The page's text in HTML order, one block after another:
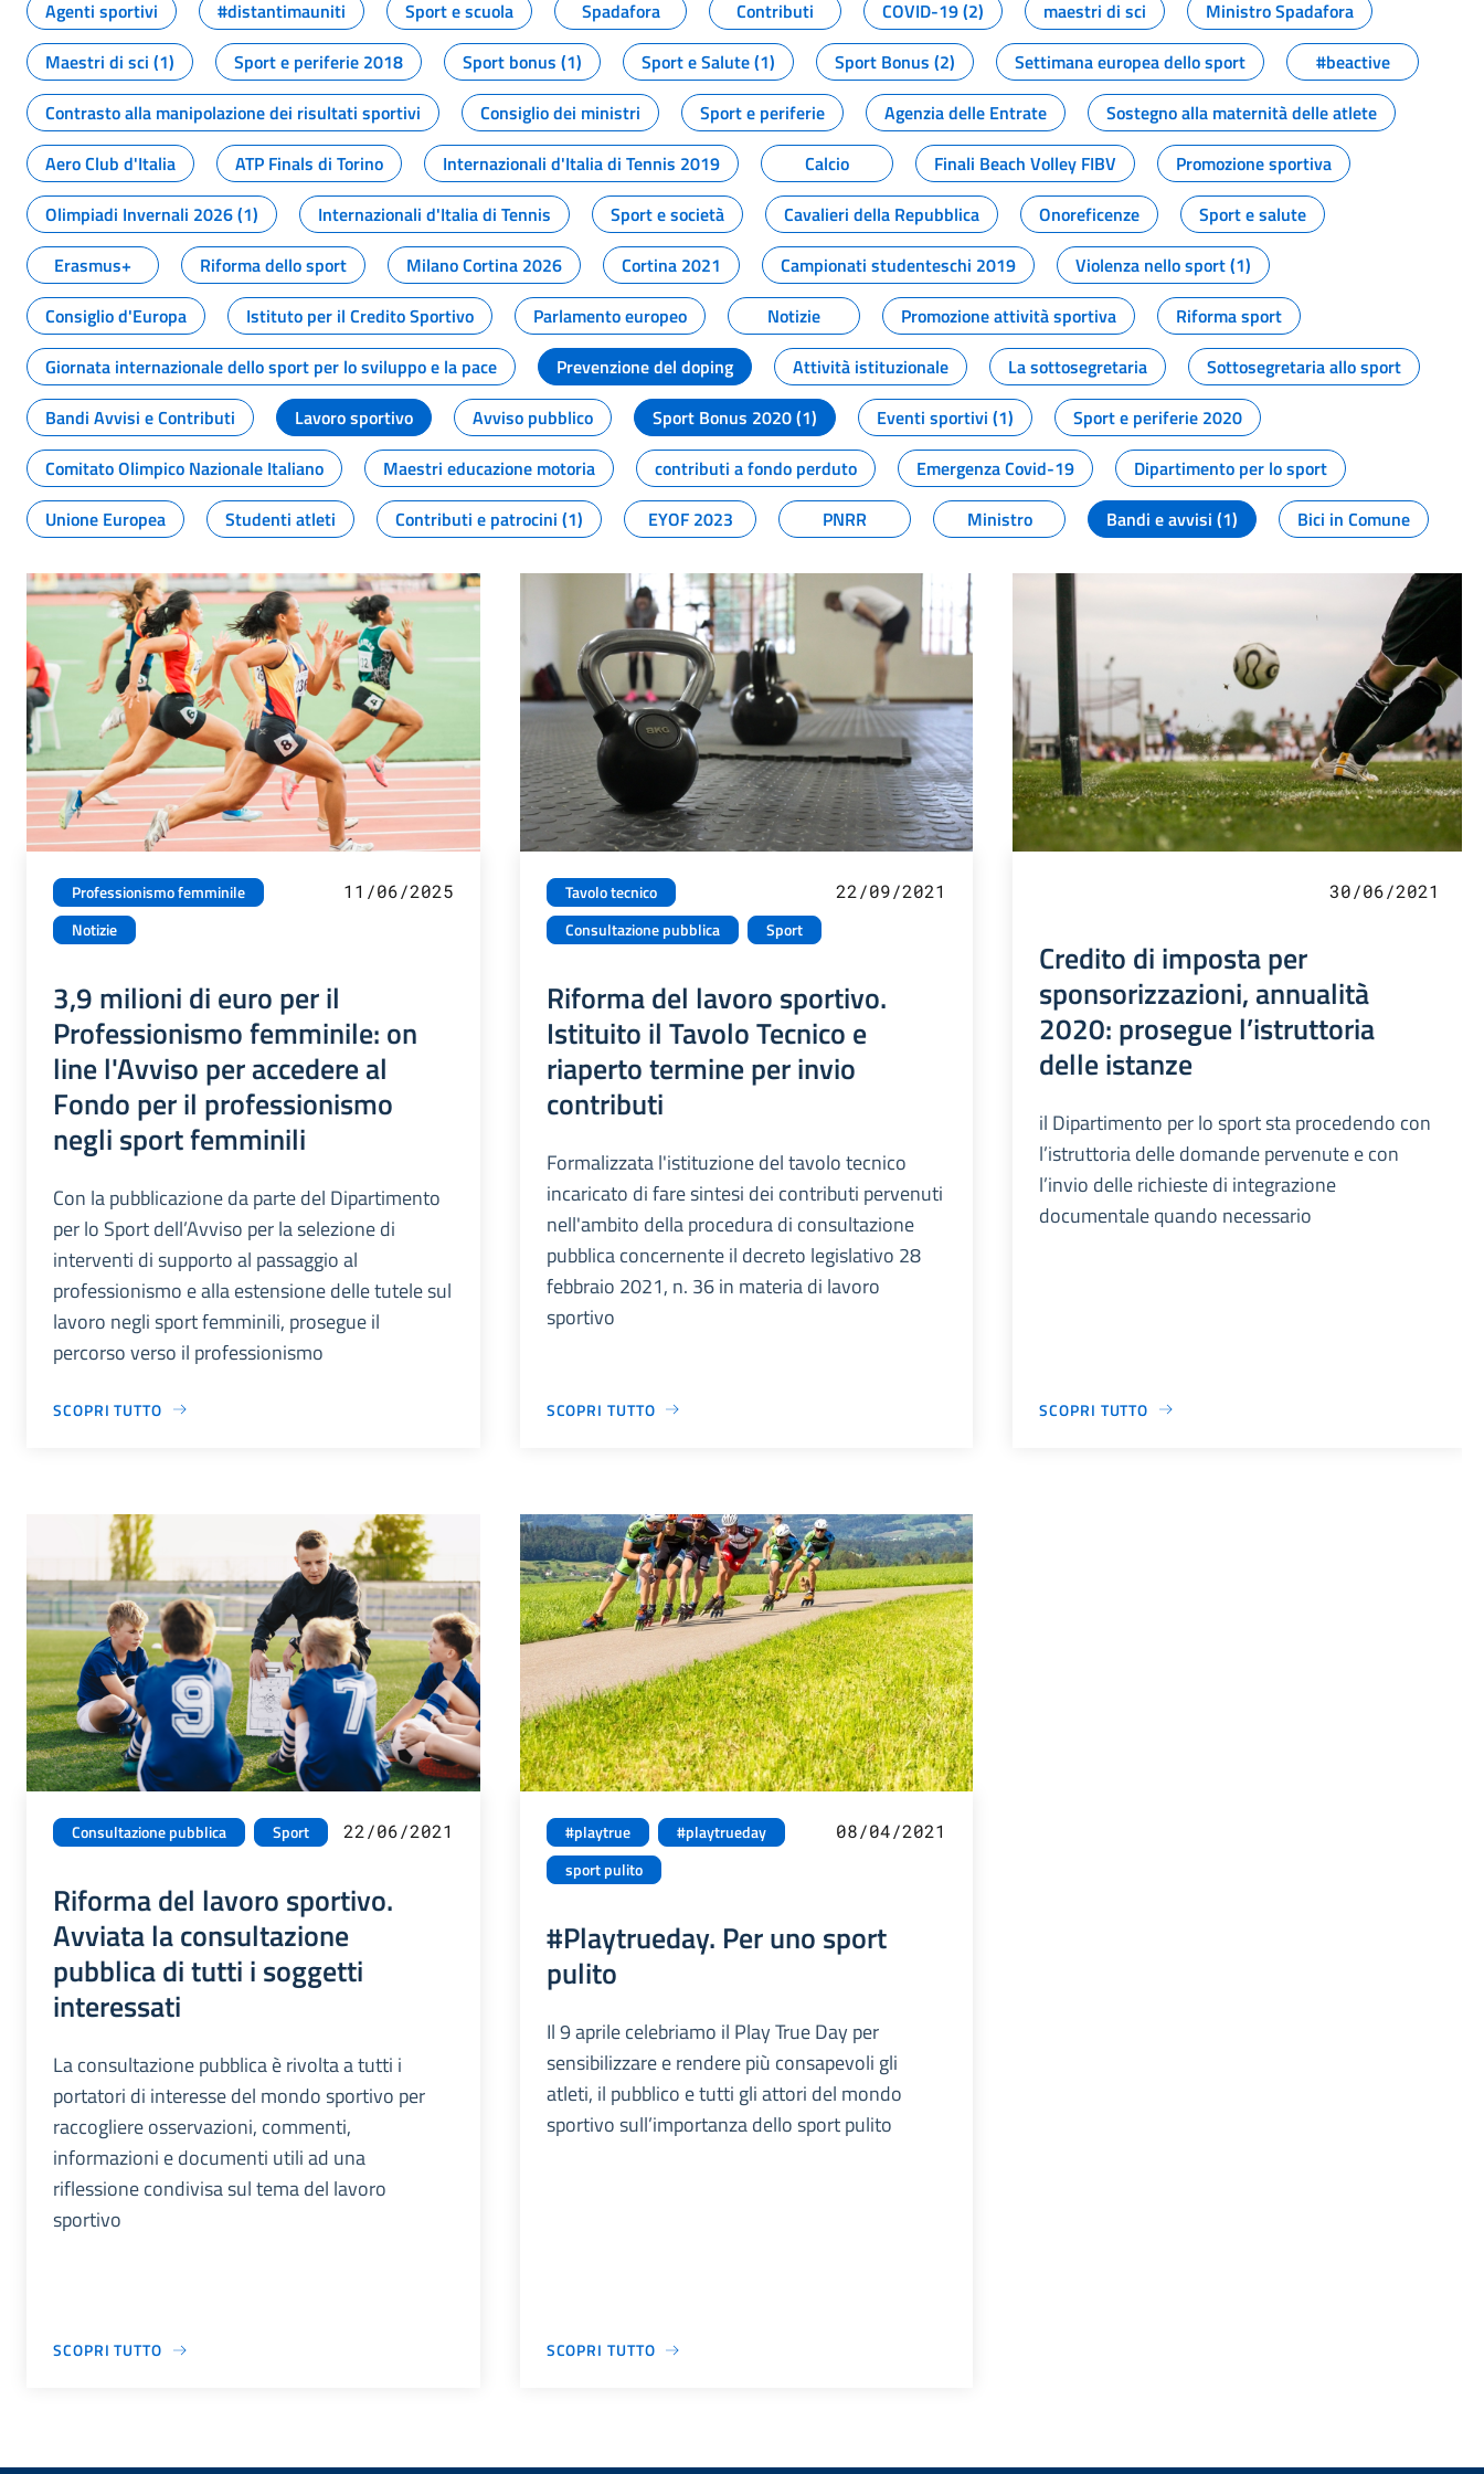
Agenti sportivi
#distantimauniti Sport e scuola Spadafora Contributi COVID-19 (2) maestri di sci
Ministro Spadafora
Maestri di sci (1)
Sport e periferie 2018 Sport bonus (1) Sport e Salute (1) Sport Bonus (2) Settimana europea dello sport
#beactive
Contrasto alla manipolazione dei risultati sportivi
Consiglio dei ministri Sport e periferie Agenzia delle Entrate
Sostegno alla maternità delle atlete
Aero Club d'Italia
ATP Finals di Torino Internazionali d'Italia di Tennis 2019 Calcio Finali Beach Volley FIBV
Promozione sportiva
Olimpiadi Invernali 2026 (1)
Internazionali d'Italia di Tennis Sport e società Cavalieri della Repubblica Onoreficenze
Sport e salute
Erasmus+
Riforma dello sport Milano Cortina 2026 Cortina 2021 Campionati studenteschi 2019
Violenza nello sport (1)
Consiglio d'Europa
Istituto per il Credito Sportivo Parlamento europeo Notizie Promozione attività sportiva
Riforma sport
Giornata internazionale dello sport per lo sviluppo e la pace
Prevenzione del doping Attività istituzionale La sottosegretaria
Sottosegretaria allo sport
Bandi Avvisi e Contributi
Lavoro sportivo Avviso pubblico Sport Bonus 2020 (1) Eventi sportivi (1)
Sport e periferie 2020
Comitato Olimpico Nazionale Italiano
Maestri educazione motoria contributi a fondo perduto Emergenza Covid-19
Dipartimento per lo sport
Unione Europea
Studenti atleti Contributi e patrocini (1) EYOF 2023 PNRR Ministro Bandi e avvisi (1) Bici in Comune
Professionismo femminile
Notizie
11/06/2025
3,9 milioni di euro per il
Professionismo femminile: on
line l'Avviso per accedere al
Fondo per il professionismo
negli sport femminili
Con la pubblicazione da parte del Dipartimento
per lo Sport dell’Avviso per la selezione di
interventi di supporto al passaggio al
professionismo e alla estensione delle tutele sul
lavoro negli sport femminili, prosegue il
percorso verso il professionismo
SCOPRI TUTTO
Tavolo tecnico
Consultazione pubblica
Sport
22/09/2021
Riforma del lavoro sportivo.
Istituito il Tavolo Tecnico e
riaperto termine per invio
contributi
Formalizzata l'istituzione del tavolo tecnico
incaricato di fare sintesi dei contributi pervenuti
nell'ambito della procedura di consultazione
pubblica concernente il decreto legislativo 28
febbraio 2021, n. 36 in materia di lavoro
sportivo
SCOPRI TUTTO
30/06/2021
Credito di imposta per
sponsorizzazioni, annualità
2020: prosegue l’istruttoria
delle istanze
il Dipartimento per lo sport sta procedendo con
l’istruttoria delle domande pervenute e con
l’invio delle richieste di integrazione
documentale quando necessario
SCOPRI TUTTO
Consultazione pubblica Sport 22/06/2021
Riforma del lavoro sportivo.
Avviata la consultazione
pubblica di tutti i soggetti
interessati
La consultazione pubblica è rivolta a tutti i
portatori di interesse del mondo sportivo per
raccogliere osservazioni, commenti,
informazioni e documenti utili ad una
riflessione condivisa sul tema del lavoro
sportivo
SCOPRI TUTTO
#playtrue
#playtrueday
sport pulito
08/04/2021
#Playtrueday. Per uno sport
pulito
Il 9 aprile celebriamo il Play True Day per
sensibilizzare e rendere più consapevoli gli
atleti, il pubblico e tutti gli attori del mondo
sportivo sull’importanza dello sport pulito
SCOPRI TUTTO